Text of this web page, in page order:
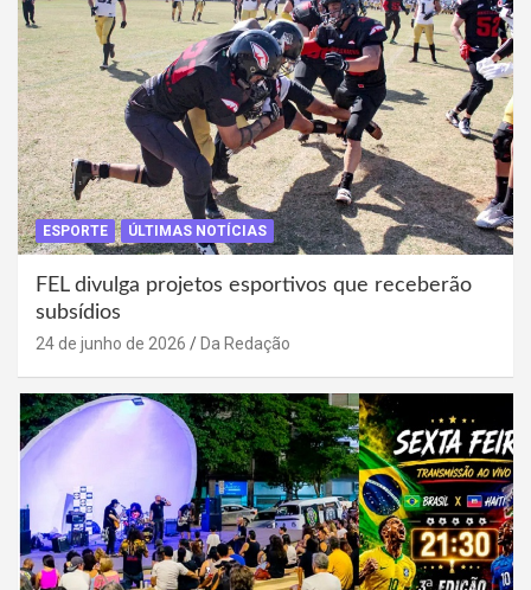
ESPORTE ÚLTIMAS NOTÍCIAS
FEL divulga projetos esportivos que receberão
subsídios
24 de junho de 2026 Da Redação